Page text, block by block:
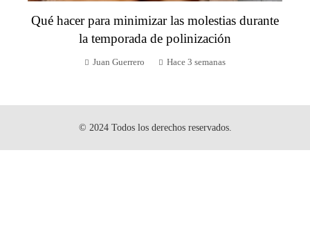
Qué hacer para minimizar las molestias durante
la temporada de polinización
Juan Guerrero Hace 3 semanas
© 2024 Todos los derechos reservados.